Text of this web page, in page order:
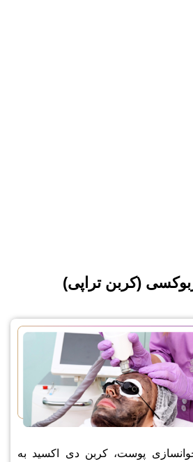
(کربن تراپی)
پوست، کربن دی اکسید به